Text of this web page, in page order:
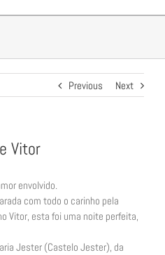
Previous Next
Vitor
envolvido.
com todo o carinho pela
Vitor, esta foi uma noite perfeita,
Jester (Castelo Jester), da